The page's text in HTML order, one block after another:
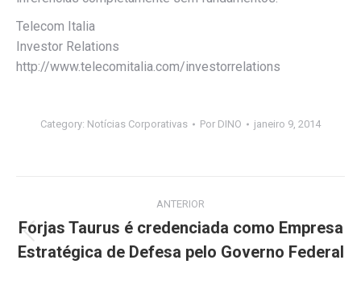
Telecom Italia
Investor Relations
http://www.telecomitalia.com/investorrelations
Category: Notícias Corporativas Por DINO janeiro 9, 2014
de
post:
ANTERIOR
anterior:
Forjas Taurus é credenciada como Empresa
Estratégica de Defesa pelo Governo Federal